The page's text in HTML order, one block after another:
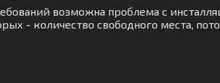
возможна проблема с
- количество свободного места,